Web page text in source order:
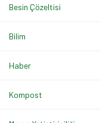
Besin Çözeltisi
Bilim
Haber
Kompost